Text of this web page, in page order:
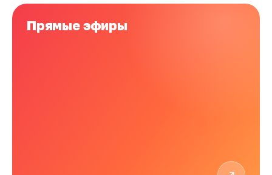
Прямые эфиры